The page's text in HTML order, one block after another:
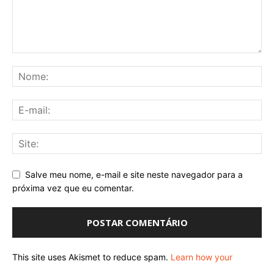
Salve meu nome, e-mail e site neste navegador para a
próxima vez que eu comentar.
This site uses Akismet to reduce spam. Learn how your